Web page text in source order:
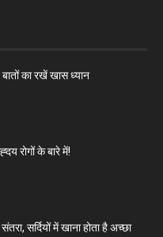
बातों का रखें खास ध्यान
रोगों के बारे में!
सर्दियों में खाना होता है अच्छा